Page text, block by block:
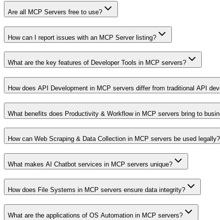
Are all MCP Servers free to use?
How can I report issues with an MCP Server listing?
What are the key features of Developer Tools in MCP servers?
How does API Development in MCP servers differ from traditional API
What benefits does Productivity & Workflow in MCP servers bring to
How can Web Scraping & Data Collection in MCP servers be used legally?
What makes AI Chatbot services in MCP servers unique?
How does File Systems in MCP servers ensure data integrity?
What are the applications of OS Automation in MCP servers?